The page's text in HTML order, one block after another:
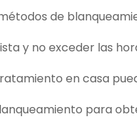
de
y no exceder las
en casa
para